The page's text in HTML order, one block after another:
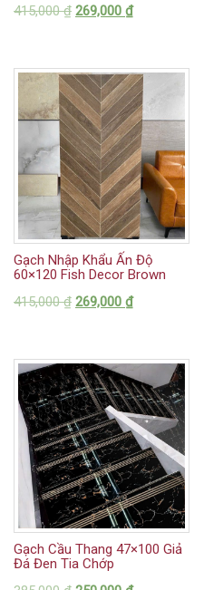
415,000₫ 269,000 ₫
Gạch Nhập Khẩu Ấn Độ
60×120 Fish Decor Brown
415,000₫ 269,000 ₫
Gạch Cầu Thang 47×100 Giả
Đá Đen Tia Chớp